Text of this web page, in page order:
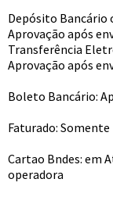
Depósito Bancário
Aprovação após
Transferência
Aprovação após
Boleto Bancário:
Faturado:
Cartao Bndes: em
operadora